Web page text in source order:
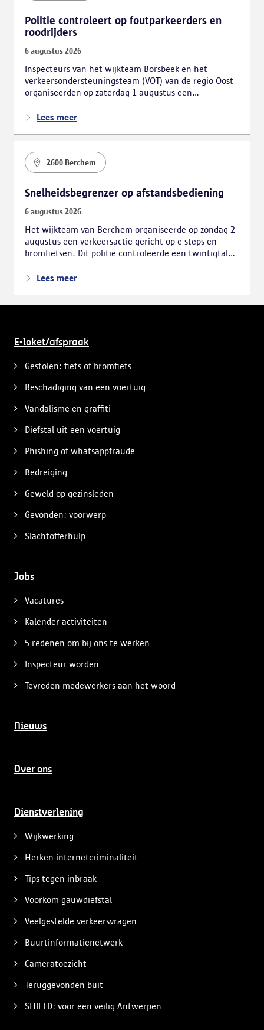
Politie controleert op foutparkeerders en
roodrijders
6 augustus 2026
Inspecteurs van het wijkteam Borsbeek en het
verkeersondersteuningsteam (VOT) van de regio Oost
organiseerden op zaterdag 1 augustus een
foutparkeerders en roodrijders.
Lees meer
2600 Berchem
Snelheidsbegrenzer op afstandsbediening
6 augustus 2026
Het wijkteam van Berchem organiseerde op zondag 2
augustus een verkeersactie gericht op e-steps en
bromfietsen. Dit politie controleerde een twintigtal
Lees meer
E-loket/afspraak
Gestolen: fiets of bromfiets
Beschadiging van een voertuig
Vandalisme en graffiti
Diefstal uit een voertuig
Phishing of whatsappfraude
Bedreiging
Geweld op gezinsleden
Gevonden: voorwerp
Slachtofferhulp
Jobs
Vacatures
Kalender activiteiten
5 redenen om bij ons te werken
Inspecteur worden
Tevreden medewerkers aan het woord
Nieuws
Over ons
Dienstverlening
Wijkwerking
Herken internetcriminaliteit
Tips tegen inbraak
Voorkom gauwdiefstal
Veelgestelde verkeersvragen
Buurtinformatienetwerk
Cameratoezicht
Teruggevonden buit
SHIELD: voor een veilig Antwerpen